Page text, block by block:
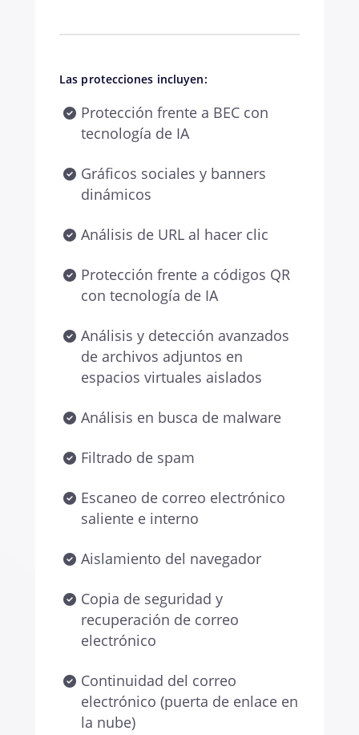
Las protecciones incluyen:
Protección frente a BEC con
tecnología de IA
Gráficos sociales y banners
dinámicos
Análisis de URL al hacer clic
Protección frente a códigos QR
con tecnología de IA
Análisis y detección avanzados
de archivos adjuntos en
espacios virtuales aislados
Análisis en busca de malware
Filtrado de spam
Escaneo de correo electrónico
saliente e interno
Aislamiento del navegador
Copia de seguridad y
recuperación de correo
electrónico
Continuidad del correo
electrónico (puerta de enlace en
la nube)